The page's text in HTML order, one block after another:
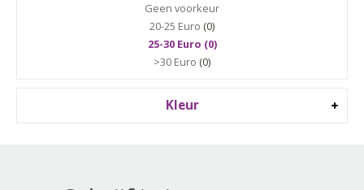
Geen voorkeur
20-25 Euro (0)
25-30 Euro (0)
>30 Euro (0)
Kleur